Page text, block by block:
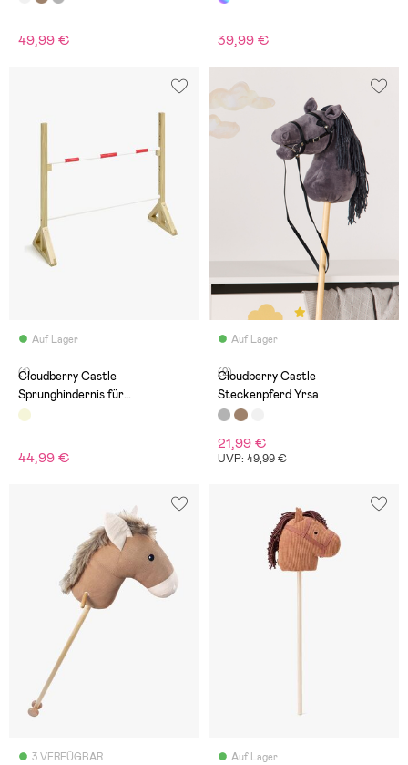
49,99 € 39,99 €
Auf Lager
(1)
Cloudberry Castle
Sprunghindernis für
Steckenpferd
44,99 €
Auf Lager
(2)
Cloudberry Castle
Steckenpferd Yrsa
21,99 €
UVP: 49,99 €
3 VERFÜGBAR Auf Lager